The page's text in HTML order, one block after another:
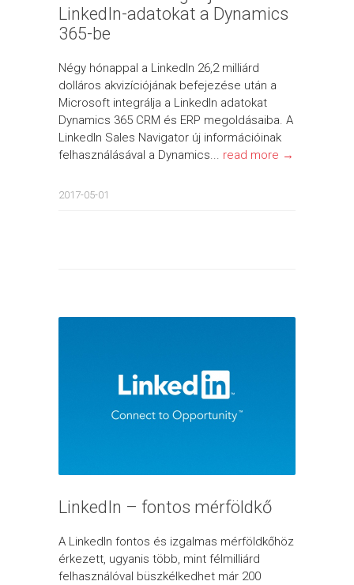
LinkedIn-adatokat a Dynamics
365-be
Négy hónappal a LinkedIn 26,2 milliárd
dolláros akvizíciójának befejezése után a
Microsoft integrálja a LinkedIn adatokat
Dynamics 365 CRM és ERP megoldásaiba. A
LinkedIn Sales Navigator új információinak
felhasználásával a Dynamics... read more →
2017-05-01
LinkedIn – fontos mérföldkő
A LinkedIn fontos és izgalmas mérföldkőhöz
érkezett, ugyanis több, mint félmilliárd
felhasználóval büszkélkedhet már 200